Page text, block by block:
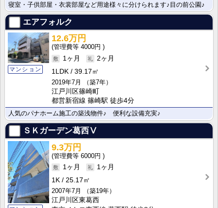
寝室・子供部屋・衣裳部屋など用途様々に分けられます♪目の前公園♪
エアフォルク
マンション
12.6万円
4000円
1ヶ月
2ヶ月
1LDK
39.17㎡
2019年7月
（築7年）
江戸川区篠崎町
都営新宿線 篠崎駅 徒歩4分
人気のパナホーム施工の築浅物件♪ 便利な設備充実♪
ＳＫガーデン葛西Ⅴ
9.3万円
6000円
1ヶ月
1ヶ月
1K
25.17㎡
2007年7月
（築19年）
江戸川区東葛西